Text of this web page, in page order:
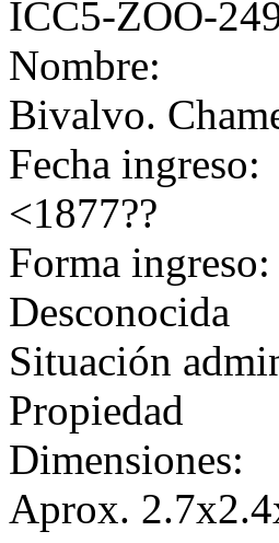
ICC5-ZOO-
Nombre:
Bivalvo.
Fecha ingreso:
<1877??
Forma ingreso:
Desconocida
Situación
Propiedad
Dimensiones:
Aprox.